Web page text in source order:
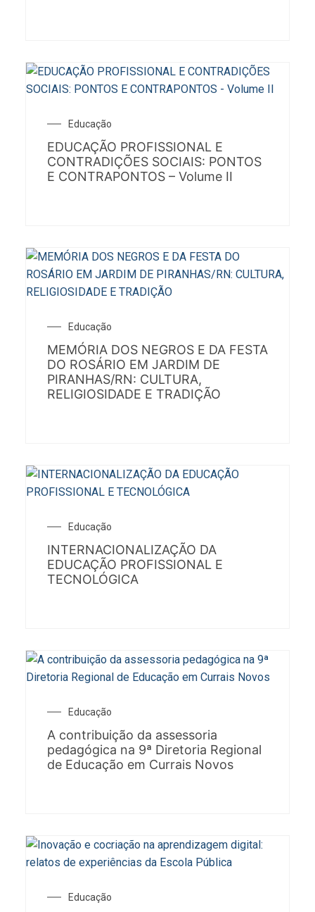
Educação
EDUCAÇÃO PROFISSIONAL E
CONTRADIÇÕES SOCIAIS: PONTOS
E CONTRAPONTOS – Volume II
Educação
MEMÓRIA DOS NEGROS E DA FESTA
DO ROSÁRIO EM JARDIM DE
PIRANHAS/RN: CULTURA,
RELIGIOSIDADE E TRADIÇÃO
Educação
INTERNACIONALIZAÇÃO DA
EDUCAÇÃO PROFISSIONAL E
TECNOLÓGICA
Educação
A contribuição da assessoria
pedagógica na 9ª Diretoria Regional
de Educação em Currais Novos
Educação